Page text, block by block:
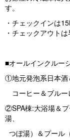
す。
・チェックインは
・チェックアウト
■オールインクルー
①地元発泡系日本酒
コーヒー＆ブルー
②SPA棟:大浴場＆
湯、
つぼ湯）＆プール